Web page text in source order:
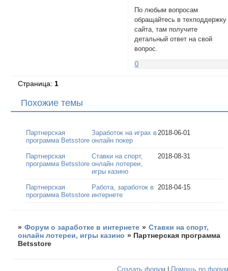
По любым вопросам
обращайтесь в техподдержку
сайта, там получите
детальный ответ на свой
вопрос.
0
Страница: 1
Похожие темы
Партнерская
программа Betsstore
Заработок на играх в
онлайн покер
2018-06-01
Партнерская
программа Betsstore
Ставки на спорт,
онлайн лотереи,
игры казино
2018-08-31
Партнерская
программа Betsstore
Работа, заработок в
интернете
2018-04-15
» Форум о заработке в интернете » Ставки на спорт,
онлайн лотереи, игры казино » Партнерская программа
Betsstore
Создать форум | Помощь по